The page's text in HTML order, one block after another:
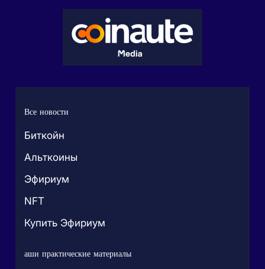
Все новости
Биткойн
Альткоины
Эфириум
NFT
Купить Эфириум
аши практические материалы